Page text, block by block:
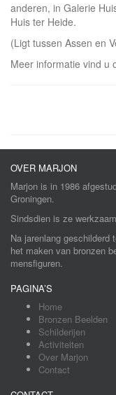
anderen, in Galerie
Huis ter Heide.
(Ligt tussen Assen en
Meer informatie vind u
OVER MARJON
Marjon is in 1986
Groningen.
Sindsdien is ze
Na jarenlang
het maken van bronzen
mensfiguren.
PAGINA’S
Home
Bronzen Beelden
Schilderijen
Activiteiten
Over Marjon
Contact